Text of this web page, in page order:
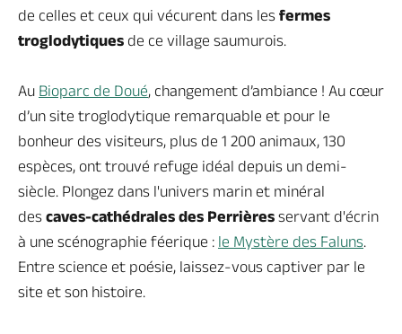
de celles et ceux qui vécurent dans les fermes
troglodytiques de ce village saumurois.
Au Bioparc de Doué, changement d’ambiance ! Au cœur
d’un site troglodytique remarquable et pour le
bonheur des visiteurs, plus de 1 200 animaux, 130
espèces, ont trouvé refuge idéal depuis un demi-
siècle. Plongez dans l'univers marin et minéral
des caves-cathédrales des Perrières servant d'écrin
à une scénographie féerique : le Mystère des Faluns.
Entre science et poésie, laissez-vous captiver par le
site et son histoire.